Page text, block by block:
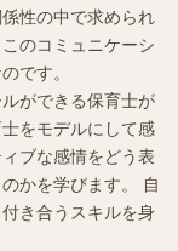
性の中で求められ
のコミュニケーシ
です。
ができる保育士が
をモデルにして感
ブな感情をどう表
かを学びます。 自
き合うスキルを身